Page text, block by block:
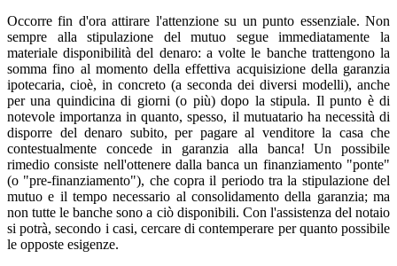
Occorre fin d'ora attirare l'attenzione su un punto essenziale. Non
sempre alla stipulazione del mutuo segue immediatamente la
materiale disponibilità del denaro: a volte le banche trattengono la
somma fino al momento della effettiva acquisizione della garanzia
ipotecaria, cioè, in concreto (a seconda dei diversi modelli), anche
per una quindicina di giorni (o più) dopo la stipula. Il punto è di
notevole importanza in quanto, spesso, il mutuatario ha necessità di
disporre del denaro subito, per pagare al venditore la casa che
contestualmente concede in garanzia alla banca! Un possibile
rimedio consiste nell'ottenere dalla banca un finanziamento "ponte"
(o "pre-finanziamento"), che copra il periodo tra la stipulazione del
mutuo e il tempo necessario al consolidamento della garanzia; ma
non tutte le banche sono a ciò disponibili. Con l'assistenza del notaio
si potrà, secondo i casi, cercare di contemperare per quanto possibile
le opposte esigenze.